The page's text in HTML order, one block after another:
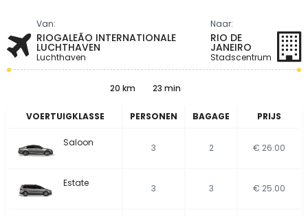
Van:
RIOGALEÃO INTERNATIONALE
LUCHTHAVEN
Luchthaven
Naar:
RIO DE
JANEIRO
Stadscentrum
20 km 23 min
VOERTUIGKLASSE PERSONEN BAGAGE PRIJS
Saloon 3 2 € 26.00
Estate 3 3 € 25.00